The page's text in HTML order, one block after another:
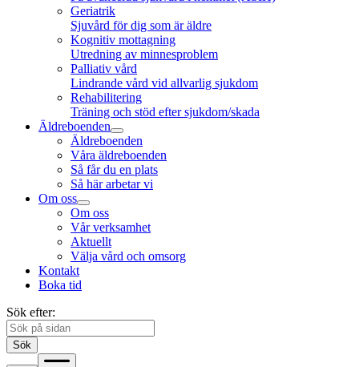
Geriatrik
Sjuvård för dig som är äldre
Kognitiv mottagning
Utredning av minnesproblem
Palliativ vård
Lindrande vård vid allvarlig sjukdom
Rehabilitering
Träning och stöd efter sjukdom/skada
Äldreboenden
Äldreboenden
Våra äldreboenden
Så får du en plats
Så här arbetar vi
Om oss
Om oss
Vår verksamhet
Aktuellt
Välja vård och omsorg
Kontakt
Boka tid
Sök efter:
Sök